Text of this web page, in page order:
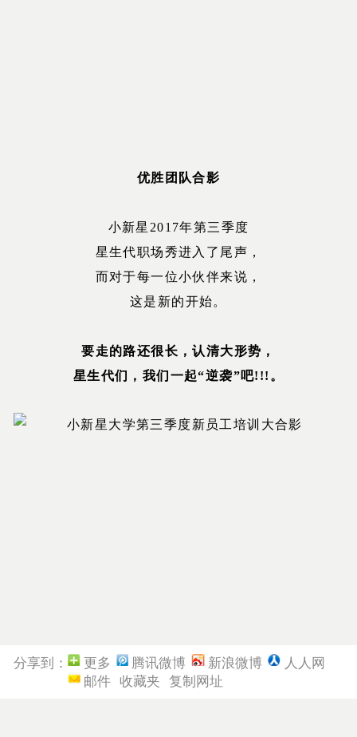
优胜团队合影
小新星2017年第三季度
星生代职场秀进入了尾声，
而对于每一位小伙伴来说，
这是新的开始。
要走的路还很长，认清大形势，
星生代们，我们一起“逆袭”吧!!!。
分享到： 更多 腾讯微博 新浪微博
人人网
邮件 收藏夹 复制网址